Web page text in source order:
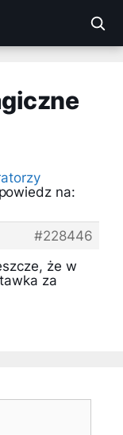
na:
#228446
że w
za